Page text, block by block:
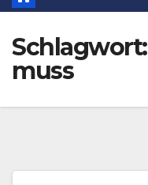
Schlagwort:
muss